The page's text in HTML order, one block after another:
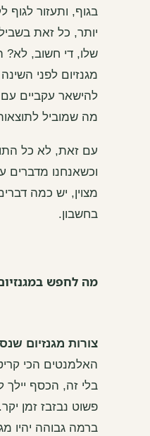
בגוף, ותעזור לגוף
יותר, כל זאת
שלו, די חשוב, לא?
מגנזיום לפני
להישאר עקביים
מה שמוביל
עם זאת, לא כל
וכשאנחנו מדברים
מצוין, יש כמה
בחשבון.
מה לחפש
צורות מגנזיום
האלמנטים הכי
בלי זה, הכסף יילך
פשוט נבזבז זמן
ברמה גבוהה יהיו